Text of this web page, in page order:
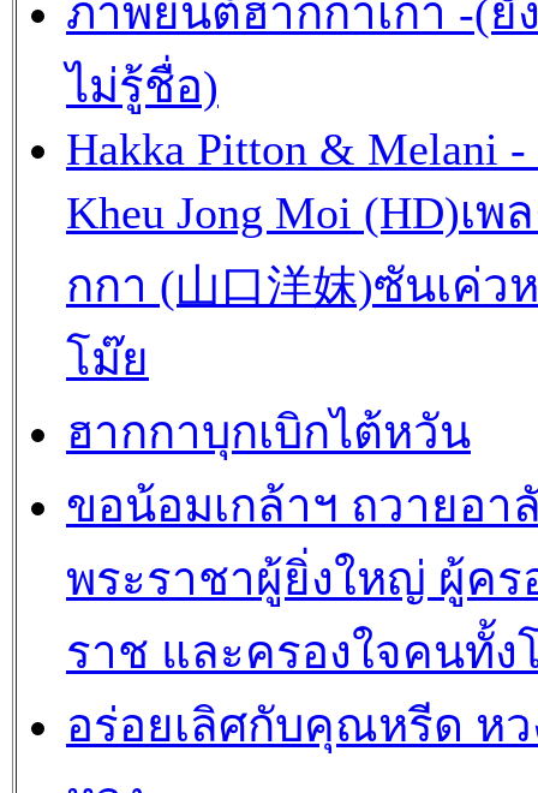
ภาพยนต์ฮากกาเก่า -(ยั
ไม่รู้ชื่อ)
Hakka Pitton & Melani -
Kheu Jong Moi (HD)เพ
กกา (山口洋妺)ซันเค่ว
โม๊ย
ฮากกาบุกเบิกไต้หวัน
ขอน้อมเกล้าฯ ถวายอา
พระราชาผู้ยิ่งใหญ่ ผู้คร
ราช และครองใจคนทั้ง
อร่อยเลิศกับคุณหรีด หว